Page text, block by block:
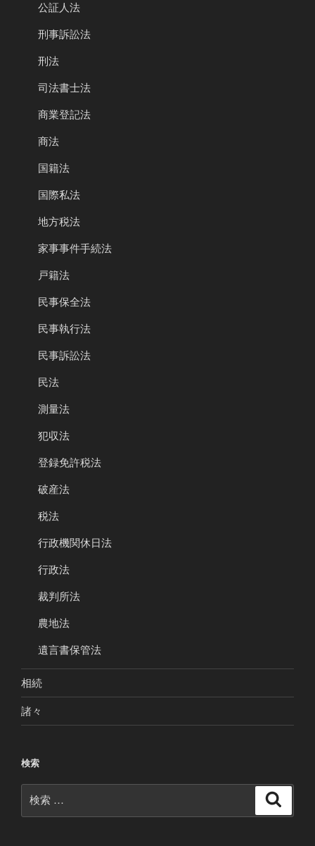
公証人法
刑事訴訟法
刑法
司法書士法
商業登記法
商法
国籍法
国際私法
地方税法
家事事件手続法
戸籍法
民事保全法
民事執行法
民事訴訟法
民法
測量法
犯収法
登録免許税法
破産法
税法
行政機関休日法
行政法
裁判所法
農地法
遺言書保管法
相続
諸々
検索
索: